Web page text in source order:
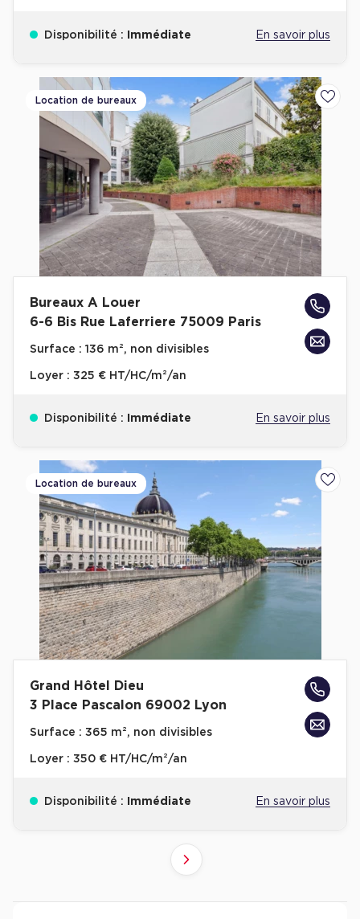
Disponibilité : Immédiate En savoir plus
Location de bureaux
Bureaux A Louer
6-6 Bis Rue Laferriere 75009 Paris
Surface : 136 m², non divisibles
Loyer : 325 € HT/HC/m²/an
Disponibilité : Immédiate En savoir plus
Location de bureaux
Grand Hôtel Dieu
3 Place Pascalon 69002 Lyon
Surface : 365 m², non divisibles
Loyer : 350 € HT/HC/m²/an
Disponibilité : Immédiate En savoir plus
Suivant
Revenir à l'accueil -